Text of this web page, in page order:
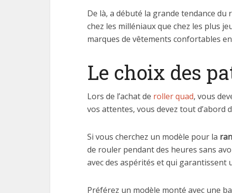
De là, a débuté la grande tendance
chez les milléniaux que chez les plus
marques de vêtements confortables
Le choix des
Lors de l’achat de roller quad, vous
vos attentes, vous devez tout d’abord
Si vous cherchez un modèle pour la
de rouler pendant des heures sans
avec des aspérités et qui garantissent
Préférez un modèle monté avec une